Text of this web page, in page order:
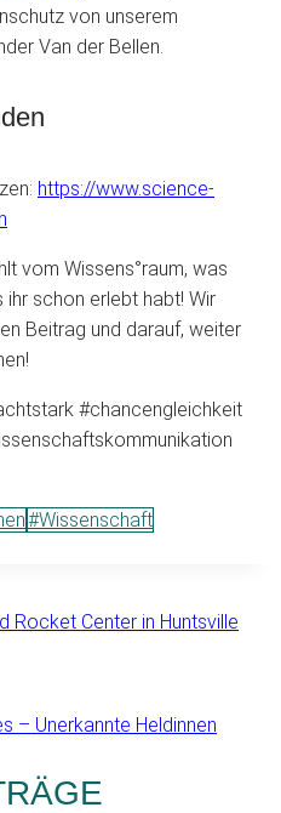
von unserem
Van der Bellen.
https://www.science-
vom Wissens°raum, was
schon erlebt habt! Wir
Beitrag und darauf, weiter
#chancengleichkeit
#Wissenschaft
Rocket Center in Huntsville
– Unerkannte Heldinnen